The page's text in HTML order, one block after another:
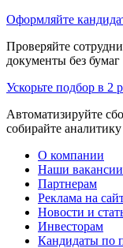
Оформляйте
Проверяйте
документы без
Ускорьте подбор в 2
Автоматизируйте
собирайте
О компании
Наши вакансии
Партнерам
Реклама на
Новости и
Инвесторам
Кандидаты по